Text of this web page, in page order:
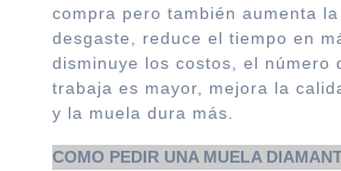
compra pero también aumenta
desgaste, reduce el tiempo en
disminuye los costos, el número
trabaja es mayor, mejora la
y la muela dura más.
COMO PEDIR UNA MUELA